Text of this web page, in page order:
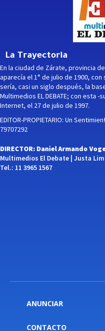
La Trayectoria
En la ciudad de Zárate, provincia
aparecía el 1° de julio de 1900,
sería, casi un siglo después, la
Multimedios EL DEBATE; con esta
Internet, el 27 de julio de 1997.
EDITOR-PROPIETARIO: Un
79707292
DIRECTOR: Daniel Armando
Multimedios El Debate | Justa
Tel.: 11 3965 1567
ANUNCIAR
CONTACTO